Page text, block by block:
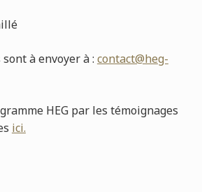
à envoyer à : contact@heg-
HEG par les témoignages
ici.